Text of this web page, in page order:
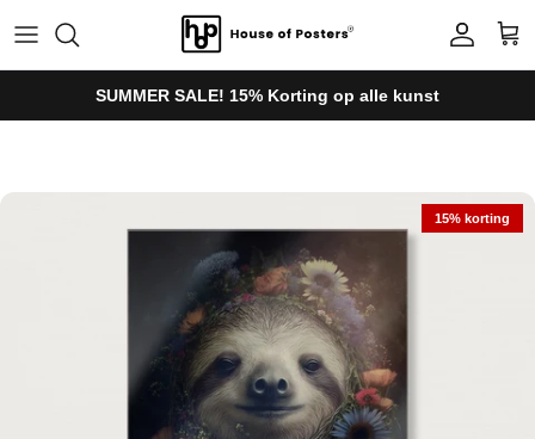
Account
SUMMER SALE! 15% Korting op alle kunst
15% korting